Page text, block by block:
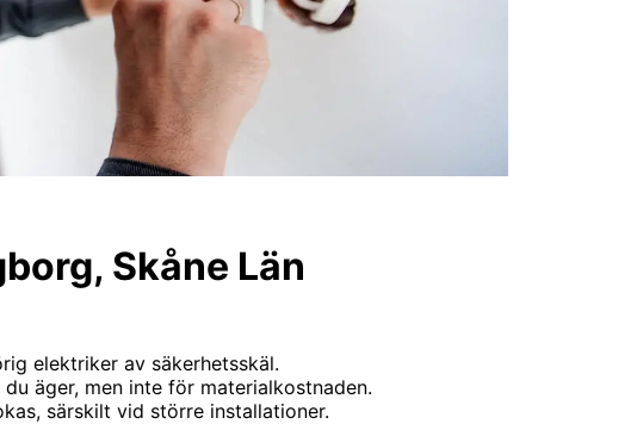
Skåne Län
elektriker av säkerhetsskäl.
äger, men inte för materialkostnaden.
särskilt vid större installationer.